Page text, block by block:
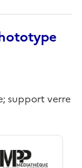
support verre